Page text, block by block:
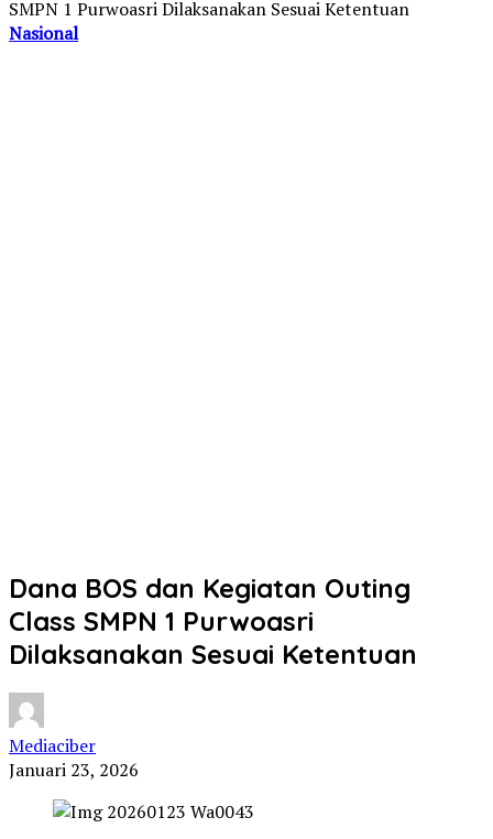
SMPN 1 Purwoasri Dilaksanakan Sesuai Ketentuan
Nasional
Dana BOS dan Kegiatan Outing
Class SMPN 1 Purwoasri
Dilaksanakan Sesuai Ketentuan
Mediaciber
Januari 23, 2026